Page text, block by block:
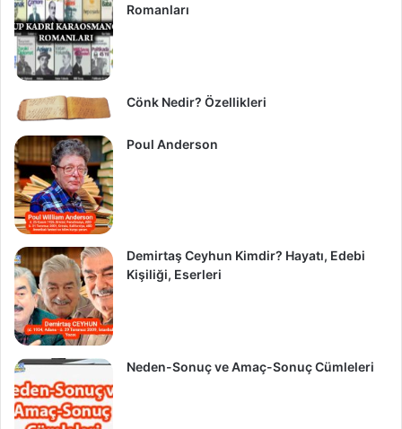
Romanları
Cönk Nedir? Özellikleri
Poul Anderson
Demirtaş Ceyhun Kimdir? Hayatı, Edebi
Kişiliği, Eserleri
Neden-Sonuç ve Amaç-Sonuç Cümleleri